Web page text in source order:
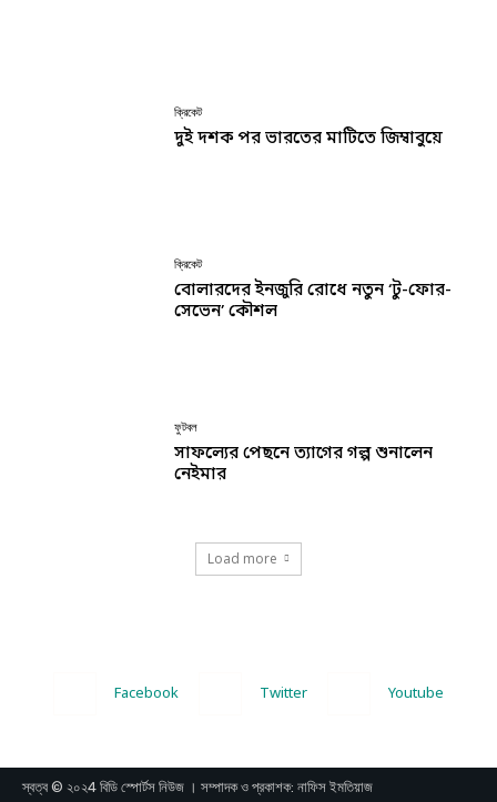
ক্রিকেট
দুই দশক পর ভারতের মাটিতে জিম্বাবুয়ে
ক্রিকেট
বোলারদের ইনজুরি রোধে নতুন ‘টু-ফোর-
সেভেন’ কৌশল
ফুটবল
সাফল্যের পেছনে ত্যাগের গল্প শুনালেন
নেইমার
Load more
Facebook Twitter Youtube
স্বত্ব © ২০২4 বিডি স্পোর্টস নিউজ । সম্পাদক ও প্রকাশক: নাফিস ইমতিয়াজ